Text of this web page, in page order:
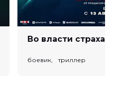
боевик, триллер